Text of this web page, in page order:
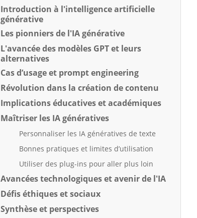
Introduction à l'intelligence artificielle
générative
Les pionniers de l'IA générative
L'avancée des modèles GPT et leurs
alternatives
Cas d’usage et prompt engineering
Révolution dans la création de contenu
Implications éducatives et académiques
Maîtriser les IA génératives
Personnaliser les IA génératives de texte
Bonnes pratiques et limites d’utilisation
Utiliser des plug-ins pour aller plus loin
Avancées technologiques et avenir de l'IA
Défis éthiques et sociaux
Synthèse et perspectives